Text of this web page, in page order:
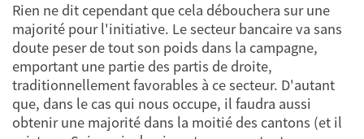
Rien ne dit cependant que cela débouchera sur une
majorité pour l'initiative. Le secteur bancaire va sans
doute peser de tout son poids dans la campagne,
emportant une partie des partis de droite,
traditionnellement favorables à ce secteur. D'autant
que, dans le cas qui nous occupe, il faudra aussi
obtenir une majorité dans la moitié des cantons (et il